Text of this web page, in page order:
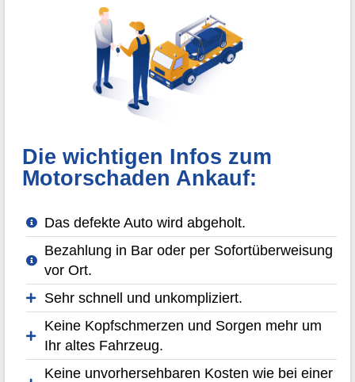
Die wichtigen Infos zum
Motorschaden Ankauf:
Das defekte Auto wird abgeholt.
Bezahlung in Bar oder per Sofortüberweisung
vor Ort.
Sehr schnell und unkompliziert.
Keine Kopfschmerzen und Sorgen mehr um
Ihr altes Fahrzeug.
Keine unvorhersehbaren Kosten wie bei einer